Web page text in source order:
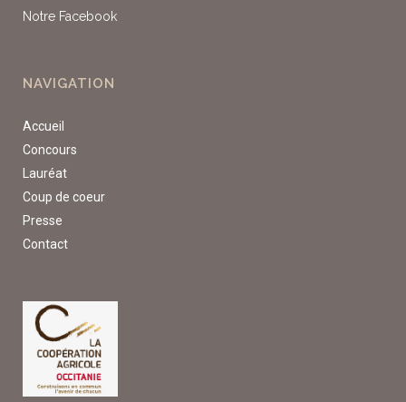
Notre Facebook
NAVIGATION
Accueil
Concours
Lauréat
Coup de coeur
Presse
Contact